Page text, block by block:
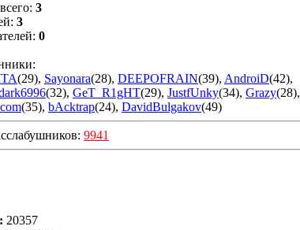
3
3
0
(29), Sayonara(28), DEEPOFRAIN(39), AndroiD(42),
(32), GeT_R1gHT(29), JustfUnky(34), Grazy(28),
(35), bAcktrap(24), DavidBulgakov(49)
9941
20357